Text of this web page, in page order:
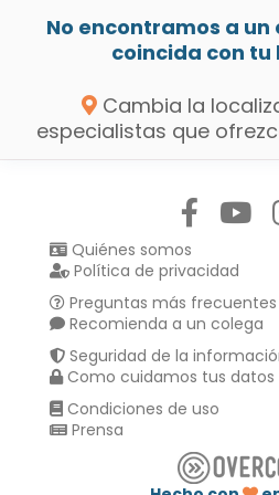
No encontramos a
coincida con tu
Cambia la
especialistas que
Quiénes somos
Política de privacidad
Preguntas más frecuentes
Recomienda a un colega
Seguridad de la
Como cuidamos tus datos
Condiciones de uso
Prensa